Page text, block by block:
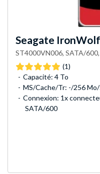
Seagate IronWolf
ST4000VN006, SATA/
(1)
Capacité: 4 To
MS/Cache/Tr: -/256
Connexion: 1x
SATA/600